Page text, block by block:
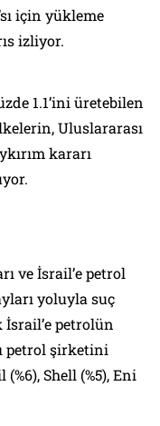
için yükleme
izliyor.
1.1’ini üretebilen
Uluslararası
kararı
ve İsrail’e petrol
yoluyla suç
petrolün
petrol şirketini
Shell (%5), Eni